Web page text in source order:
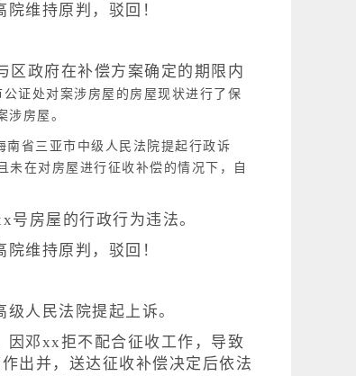
政府在补偿方案确定的期限内
证处对案涉房屋的房屋现状进行了保
房屋。
省三亚市中级人民法院提起行政诉
在对房屋进行征收补偿的情况下，自
房屋的行政行为违法。
人民法院提起上诉。
因邓xx拒不配合征收工作，导致
出并，送达征收补偿决定后依法